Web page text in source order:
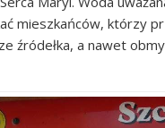
mieszkańców, którzy
źródełka, a nawet